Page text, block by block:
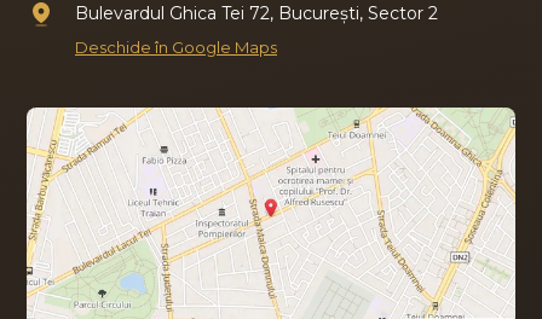
Bulevardul Ghica Tei 72, București, Sector 2
Deschide în Google Maps